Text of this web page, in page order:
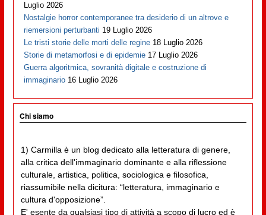
Luglio 2026
Nostalgie horror contemporanee tra desiderio di un altrove e
riemersioni perturbanti 19 Luglio 2026
Le tristi storie delle morti delle regine 18 Luglio 2026
Storie di metamorfosi e di epidemie 17 Luglio 2026
Guerra algoritmica, sovranità digitale e costruzione di
immaginario 16 Luglio 2026
Chi siamo
1) Carmilla è un blog dedicato alla letteratura di genere,
alla critica dell'immaginario dominante e alla riflessione
culturale, artistica, politica, sociologica e filosofica,
riassumibile nella dicitura: “letteratura, immaginario e
cultura d'opposizione”.
E' esente da qualsiasi tipo di attività a scopo di lucro ed è